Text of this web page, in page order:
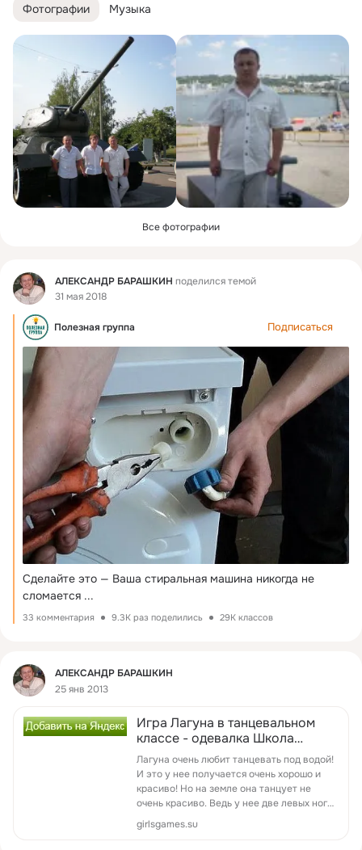
Фотографии Музыка
Все фотографии
Фид АЛЕКСАНДР БАРАШКИН поделился темой
31 мая 2018
Полезная группа Подписаться
Сделайте это — Ваша стиральная машина никогда не
сломается ...
33 комментария 9.3K раз поделились 29K классов
Фид
АЛЕКСАНДР БАРАШКИН
25 янв 2013
Игра Лагуна в танцевальном
классе - одевалка Школа
Монстров для девочек
Лагуна очень любит танцевать под водой!
И это у нее получается очень хорошо и
красиво! Но на земле она танцует не
очень красиво. Ведь у нее две левых ноги!
К тому же скоро будет выпускной в
Школе Монстров и поэтому Лагуна
girlsgames.su